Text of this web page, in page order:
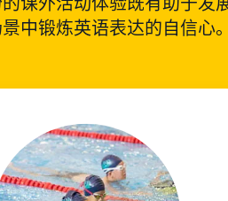
中锻炼英语表达的自信心